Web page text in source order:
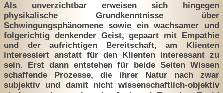
Als unverzichtbar erweisen sich hingegen
physikalische Grundkenntnisse über
Schwingungsphänomene sowie ein wachsamer und
folgerichtig denkender Geist, gepaart mit Empathie
und der aufrichtigen Bereitschaft, am Klienten
interessiert anstatt für den Klienten interessant zu
sein. Erst dann entstehen für beide Seiten Wissen
schaffende Prozesse, die ihrer Natur nach zwar
subjektiv und damit nicht wissenschaftlich-objektiv